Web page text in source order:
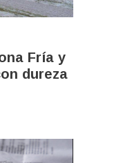
Fría y
dureza